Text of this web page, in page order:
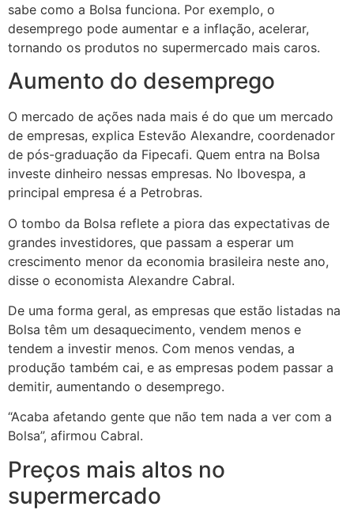
sabe como a Bolsa funciona. Por exemplo, o
desemprego pode aumentar e a inflação, acelerar,
tornando os produtos no supermercado mais caros.
Aumento do desemprego
O mercado de ações nada mais é do que um mercado
de empresas, explica Estevão Alexandre, coordenador
de pós-graduação da Fipecafi. Quem entra na Bolsa
investe dinheiro nessas empresas. No Ibovespa, a
principal empresa é a Petrobras.
O tombo da Bolsa reflete a piora das expectativas de
grandes investidores, que passam a esperar um
crescimento menor da economia brasileira neste ano,
disse o economista Alexandre Cabral.
De uma forma geral, as empresas que estão listadas na
Bolsa têm um desaquecimento, vendem menos e
tendem a investir menos. Com menos vendas, a
produção também cai, e as empresas podem passar a
demitir, aumentando o desemprego.
“Acaba afetando gente que não tem nada a ver com a
Bolsa”, afirmou Cabral.
Preços mais altos no
supermercado